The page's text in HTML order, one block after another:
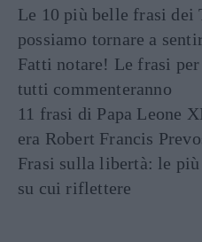
Le 10 più belle frasi dei
possiamo tornare a
Fatti notare! Le frasi
tutti commenteranno
11 frasi di Papa Leone
era Robert Francis
Frasi sulla libertà: le
su cui riflettere